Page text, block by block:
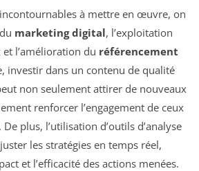
à mettre en œuvre, on
marketing digital, l’exploitation
et l’amélioration du référencement
investir dans un contenu de qualité
non seulement attirer de nouveaux
renforcer l’engagement de ceux
plus, l’utilisation d’outils d’analyse
les stratégies en temps réel,
et l’efficacité des actions menées.